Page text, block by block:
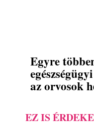
Egyre
az orvosok
EZ IS